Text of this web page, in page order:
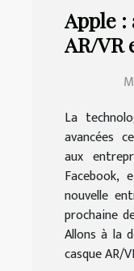
Apple :
AR/VR
La
avancées
aux
nouvelle
prochaine
Allons à la
casque AR/